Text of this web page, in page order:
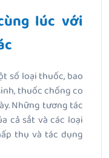
lúc với
số loại thuốc, bao
thuốc chống co
Những tương tác
cả sắt và các loại
thụ và tác dụng